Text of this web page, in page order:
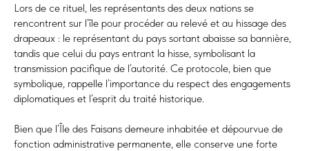
Lors de ce rituel, les représentants des deux nations se
rencontrent sur l’île pour procéder au relevé et au hissage des
drapeaux : le représentant du pays sortant abaisse sa bannière,
tandis que celui du pays entrant la hisse, symbolisant la
transmission pacifique de l’autorité. Ce protocole, bien que
symbolique, rappelle l’importance du respect des engagements
diplomatiques et l’esprit du traité historique.
Bien que l’Île des Faisans demeure inhabitée et dépourvue de
fonction administrative permanente, elle conserve une forte